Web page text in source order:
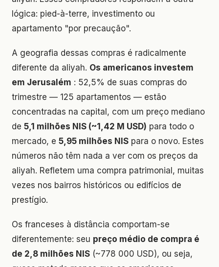
lógica: pied-à-terre, investimento ou
apartamento "por precaução".
A geografia dessas compras é radicalmente
diferente da aliyah. Os americanos investem
em Jerusalém : 52,5% de suas compras do
trimestre — 125 apartamentos — estão
concentradas na capital, com um preço mediano
de 5,1 milhões NIS (~1,42 M USD) para todo o
mercado, e 5,95 milhões NIS para o novo. Estes
números não têm nada a ver com os preços da
aliyah. Refletem uma compra patrimonial, muitas
vezes nos bairros históricos ou edifícios de
prestígio.
Os franceses à distância comportam-se
diferentemente: seu preço médio de compra é
de 2,8 milhões NIS (~778 000 USD), ou seja,